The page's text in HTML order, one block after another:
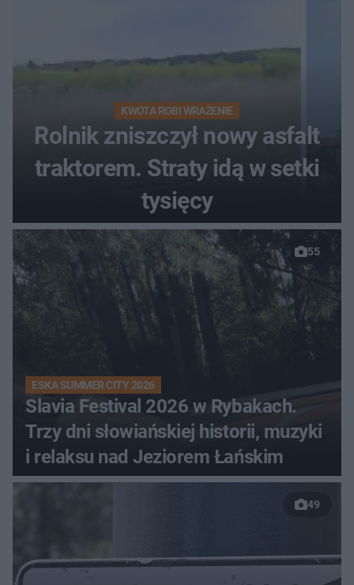
KWOTA ROBI WRAŻENIE
Rolnik zniszczył nowy asfalt
traktorem. Straty idą w setki
tysięcy
55
ESKA SUMMER CITY 2026
Slavia Festival 2026 w Rybakach.
Trzy dni słowiańskiej historii, muzyki
i relaksu nad Jeziorem Łańskim
49